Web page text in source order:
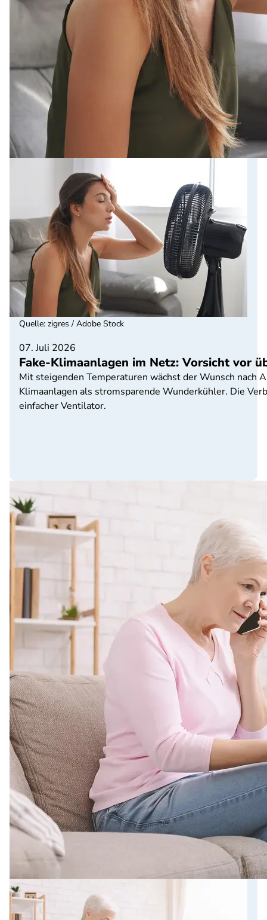
07. Juli 2026
Fake-Klimaanlagen im Netz: Vorsicht vor
Mit steigenden Temperaturen wächst der Wunsch
Klimaanlagen als stromsparende Wunderkühler. Die
einfacher Ventilator.
Quelle: zigres / Adobe Stock